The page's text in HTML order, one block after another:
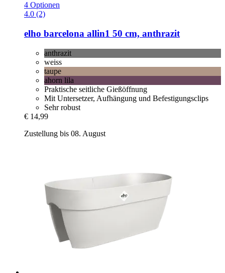
4 Optionen
4.0 (2)
elho barcelona allin1 50 cm, anthrazit
anthrazit
weiss
taupe
ahorn lila
Praktische seitliche Gießöffnung
Mit Untersetzer, Aufhängung und Befestigungsclips
Sehr robust
€ 14,99
Zustellung bis 08. August